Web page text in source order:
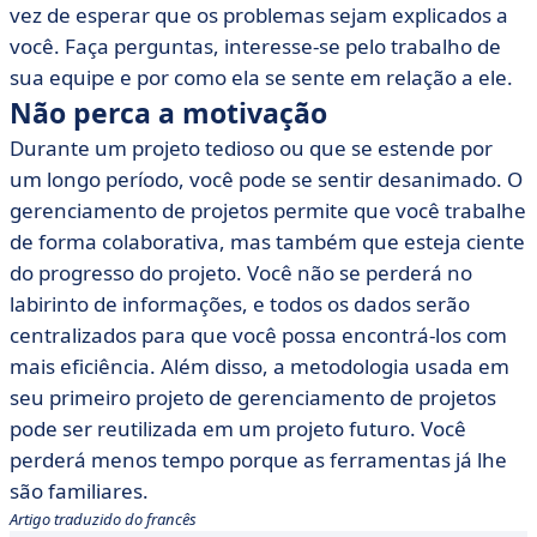
vez de esperar que os problemas sejam explicados a
você. Faça perguntas, interesse-se pelo trabalho de
sua equipe e por como ela se sente em relação a ele.
Não perca a motivação
Durante um projeto tedioso ou que se estende por
um longo período, você pode se sentir desanimado. O
gerenciamento de projetos permite que você trabalhe
de forma colaborativa, mas também que esteja ciente
do progresso do projeto. Você não se perderá no
labirinto de informações, e todos os dados serão
centralizados para que você possa encontrá-los com
mais eficiência. Além disso, a metodologia usada em
seu primeiro projeto de gerenciamento de projetos
pode ser reutilizada em um projeto futuro. Você
perderá menos tempo porque as ferramentas já lhe
são familiares.
Artigo traduzido do francês